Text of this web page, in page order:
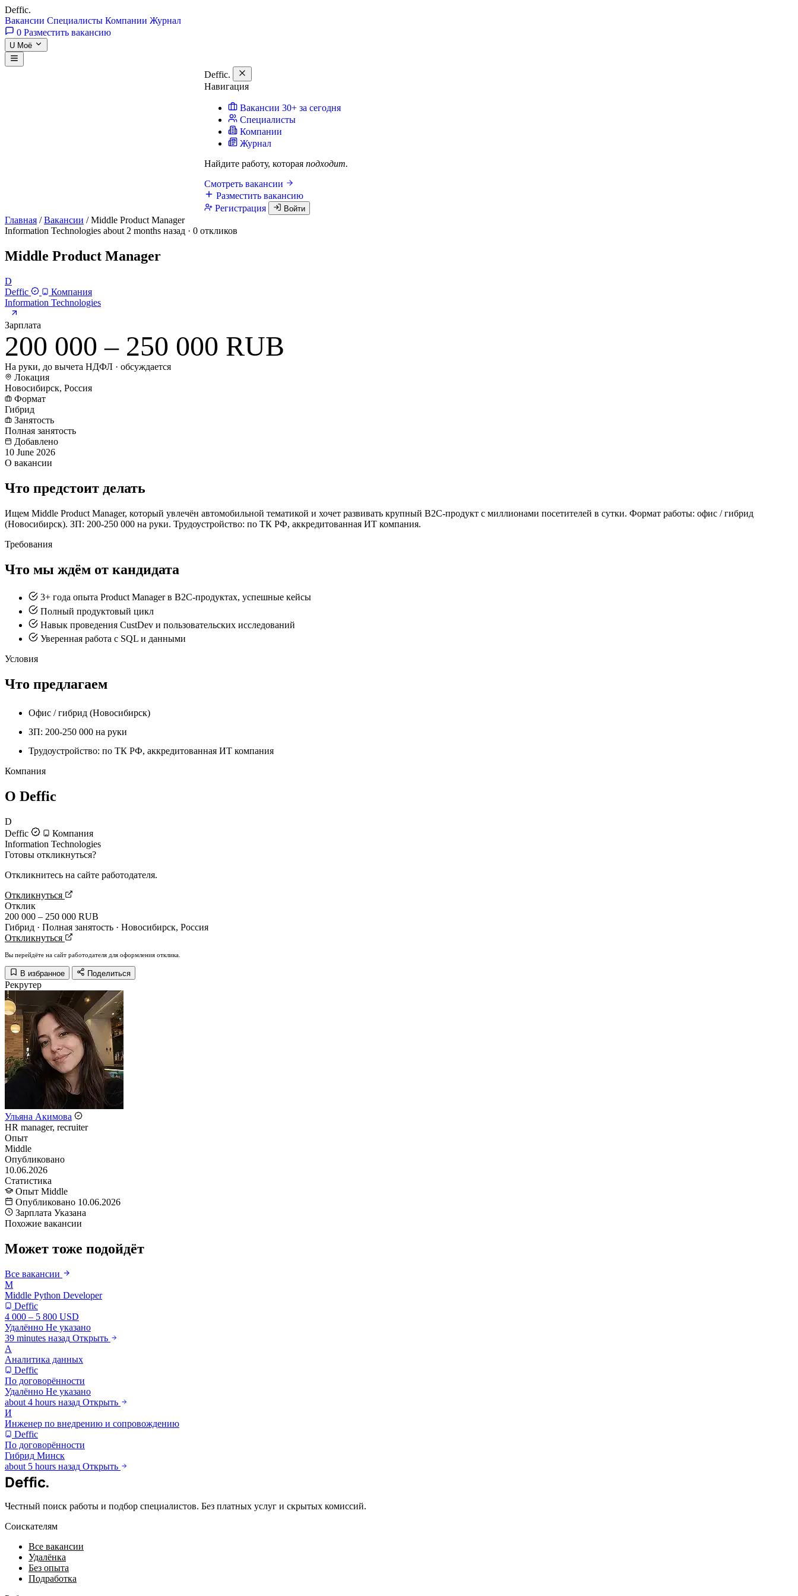
Deffic.
Вакансии Специалисты Компании Журнал
0 Разместить вакансию
U Моё
Deffic.
Навигация
Вакансии 30+ за сегодня
Специалисты
Компании
Журнал
Найдите работу, которая подходит.
Смотреть вакансии
Разместить вакансию
Регистрация
Войти
Главная / Вакансии / Middle Product Manager
Information Technologies about 2 months назад · 0 откликов
Middle Product Manager
D
Deffic
Компания
Information Technologies
Зарплата
200 000 – 250 000 RUB
На руки, до вычета НДФЛ · обсуждается
Локация
Новосибирск, Россия
Формат
Гибрид
Занятость
Полная занятость
Добавлено
10 June 2026
О вакансии
Что предстоит делать
Ищем Middle Product Manager, который увлечён автомобильной тематикой и хочет развивать крупный B2C-продукт с миллионами посетителей в сутки. Формат работы: офис / гибрид
(Новосибирск). ЗП: 200-250 000 на руки. Трудоустройство: по ТК РФ, аккредитованная ИТ компания.
Требования
Что мы ждём от кандидата
3+ года опыта Product Manager в B2C-продуктах, успешные кейсы
Полный продуктовый цикл
Навык проведения CustDev и пользовательских исследований
Уверенная работа с SQL и данными
Условия
Что предлагаем
Офис / гибрид (Новосибирск)
ЗП: 200-250 000 на руки
Трудоустройство: по ТК РФ, аккредитованная ИТ компания
Компания
О Deffic
D
Deffic
Компания
Information Technologies
Готовы откликнуться?
Откликнитесь на сайте работодателя.
Откликнуться
Отклик
200 000 – 250 000 RUB
Гибрид · Полная занятость · Новосибирск, Россия
Откликнуться
Вы перейдёте на сайт работодателя для оформления отклика.
В избранное Поделиться
Рекрутер
Ульяна Акимова
HR manager, recruiter
Опыт
Middle
Опубликовано
10.06.2026
Статистика
Опыт Middle
Опубликовано 10.06.2026
Зарплата Указана
Похожие вакансии
Может тоже подойдёт
Все вакансии
M
Middle Python Developer
Deffic
4 000 – 5 800 USD
Удалённо Не указано
39 minutes назад Открыть
А
Аналитика данных
Deffic
По договорённости
Удалённо Не указано
about 4 hours назад Открыть
И
Инженер по внедрению и сопровождению
Deffic
По договорённости
Гибрид Минск
about 5 hours назад Открыть
Deffic.
Честный поиск работы и подбор специалистов. Без платных услуг и скрытых комиссий.
Соискателям
Все вакансии
Удалёнка
Без опыта
Подработка